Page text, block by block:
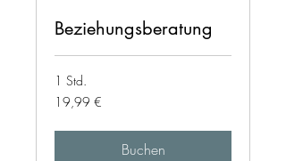
Beziehungsberatung
1 Std.
19,99
Euro
19,99 €
Buchen